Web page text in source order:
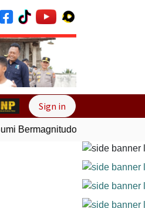
Next
Sign in
Bermagnitudo 4,0 Guncang